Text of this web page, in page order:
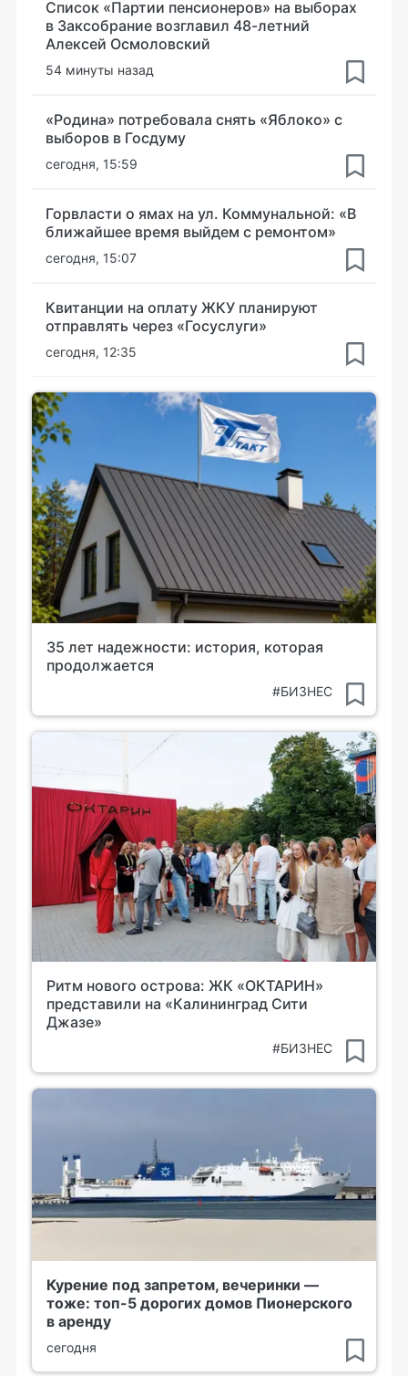
Список «Партии пенсионеров» на выборах
в Заксобрание возглавил 48-летний
Алексей Осмоловский
54 минуты назад
«Родина» потребовала снять «Яблоко» с
выборов в Госдуму
сегодня, 15:59
Горвласти о ямах на ул. Коммунальной: «В
ближайшее время выйдем с ремонтом»
сегодня, 15:07
Квитанции на оплату ЖКУ планируют
отправлять через «Госуслуги»
сегодня, 12:35
35 лет надежности: история, которая
продолжается
#БИЗНЕС
Ритм нового острова: ЖК «ОКТАРИН»
представили на «Калининград Сити
Джазе»
#БИЗНЕС
Курение под запретом, вечеринки —
тоже: топ-5 дорогих домов Пионерского
в аренду
сегодня